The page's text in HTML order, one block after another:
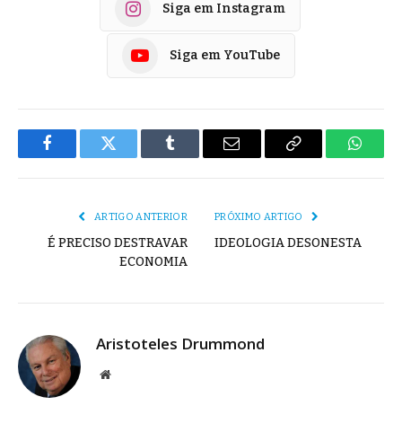
Siga em Instagram
Siga em YouTube
FacebookTwitter Tumblr
E-
Copiar
ARTIGO ANTERIOR
É PRECISO DESTRAVAR
ECONOMIA
PRÓXIMO ARTIGO
IDEOLOGIA DESONESTA
Aristoteles Drummond
Site